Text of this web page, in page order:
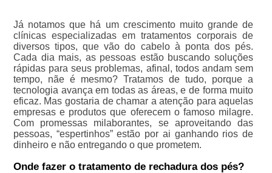
Já notamos que há um crescimento muito grande de
clínicas especializadas em tratamentos corporais de
diversos tipos, que vão do cabelo à ponta dos pés.
Cada dia mais, as pessoas estão buscando soluções
rápidas para seus problemas, afinal, todos andam sem
tempo, nãe é mesmo? Tratamos de tudo, porque a
tecnologia avança em todas as áreas, e de forma muito
eficaz. Mas gostaria de chamar a atenção para aquelas
empresas e produtos que oferecem o famoso milagre.
Com promessas milaborantes, se aproveitando das
pessoas, “espertinhos” estão por ai ganhando rios de
dinheiro e não entregando o que prometem.
Onde fazer o tratamento de rechadura dos pés?